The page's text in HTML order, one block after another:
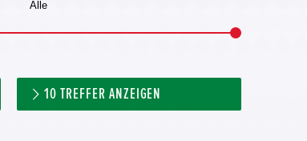
10 TREFFER ANZEIGEN